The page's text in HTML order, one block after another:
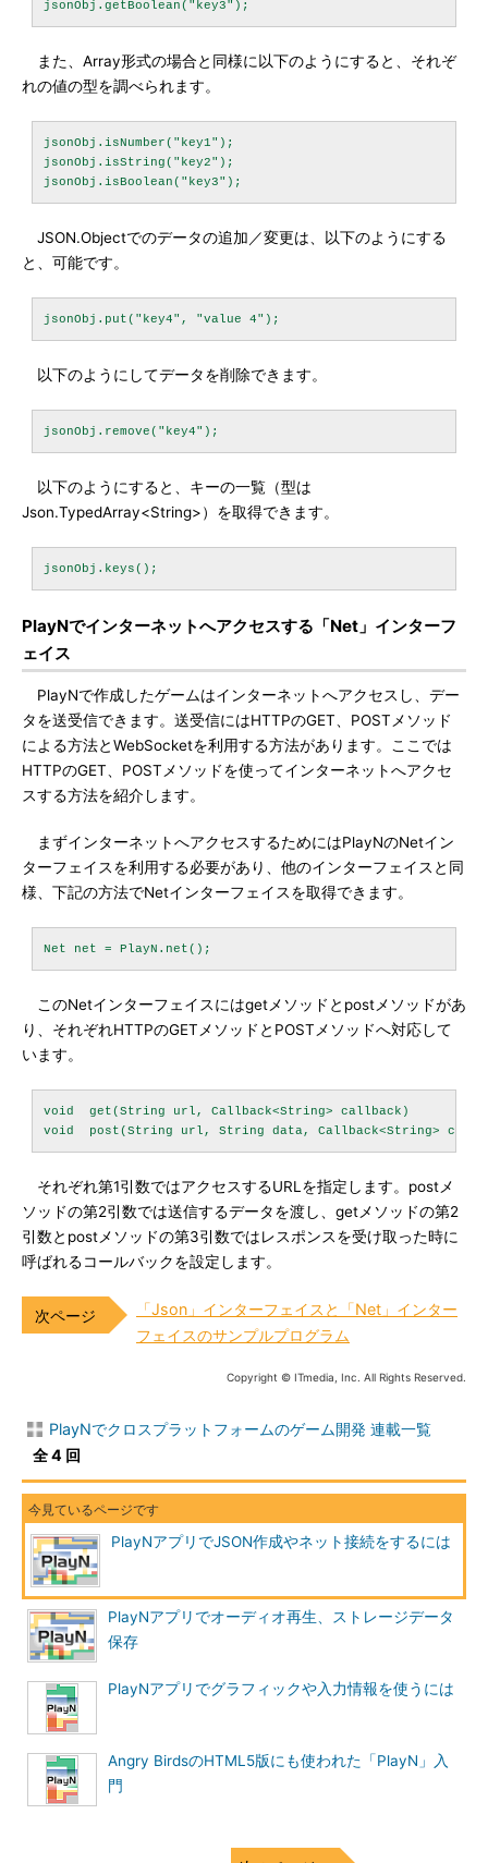
また、Array形式の場合と同様に以下のようにすると、それぞ
れの値の型を調べられます。
jsonObj.isNumber("key1");
jsonObj.isString("key2");
JSON.Objectでのデータの追加／変更は、以下のようにする
と、可能です。
以下のようにしてデータを削除できます。
以下のようにすると、キーの一覧（型は
Json.TypedArray<String>）を取得できます。
PlayNでインターネットへアクセスする「Net」インターフ
ェイス
PlayNで作成したゲームはインターネットへアクセスし、デー
タを送受信できます。送受信にはHTTPのGET、POSTメソッド
による方法とWebSocketを利用する方法があります。ここでは
HTTPのGET、POSTメソッドを使ってインターネットへアクセ
スする方法を紹介します。
まずインターネットへアクセスするためにはPlayNのNetイン
ターフェイスを利用する必要があり、他のインターフェイスと同
様、下記の方法でNetインターフェイスを取得できます。
このNetインターフェイスにはgetメソッドとpostメソッドがあ
り、それぞれHTTPのGETメソッドとPOSTメソッドへ対応して
います。
void  get(String url, Callback<String> callback)
それぞれ第1引数ではアクセスするURLを指定します。postメ
ソッドの第2引数では送信するデータを渡し、getメソッドの第2
引数とpostメソッドの第3引数ではレスポンスを受け取った時に
呼ばれるコールバックを設定します。
「Json」インターフェイスと「Net」インター
フェイスのサンプルプログラム
Copyright © ITmedia, Inc. All Rights Reserved.
PlayNでクロスプラットフォームのゲーム開発 連載一覧
全 4 回
PlayNアプリでJSON作成やネット接続をするには
PlayNアプリでオーディオ再生、ストレージデータ
保存
PlayNアプリでグラフィックや入力情報を使うには
Angry BirdsのHTML5版にも使われた「PlayN」入
門